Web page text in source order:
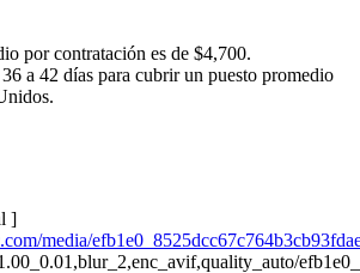
por contratación es de $4,700.
36 a 42 días para cubrir un puesto promedio
]
media/